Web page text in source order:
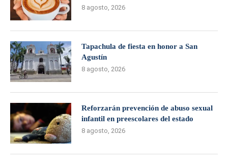
8 agosto, 2026
Tapachula de fiesta en honor a San
Agustín
8 agosto, 2026
Reforzarán prevención de abuso sexual
infantil en preescolares del estado
8 agosto, 2026